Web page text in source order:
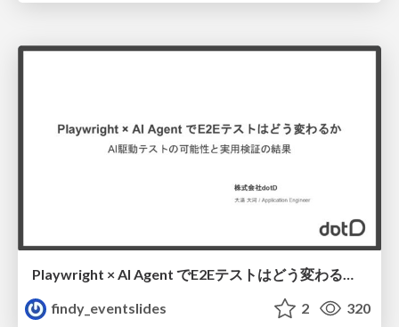
Playwright × AI Agent でE2Eテストはどう変わるか AI駆動テストの可能性と実用検証の結果 _0721
findy_eventslides
2 320